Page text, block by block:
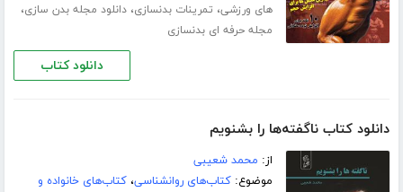
های ورزشی، تمرینات بدنسازی،دانلود مجله بدن سازی،
مجله حرفه ای بدنسازی
دانلود کتاب
دانلود کتاب ناگفته‌ها را بشنویم
از: محمد شعیبی
موضوع:کتاب‌های روانشناسی،کتاب‌های خانواده و